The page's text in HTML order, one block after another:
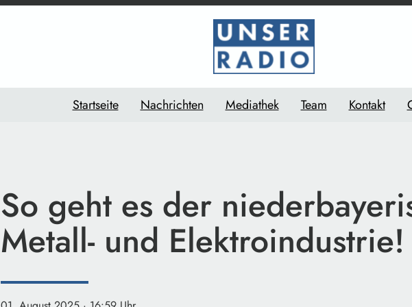
Startseite Nachrichten Mediathek Team Kontakt
So geht es der
Metall- und Elektroindustrie!